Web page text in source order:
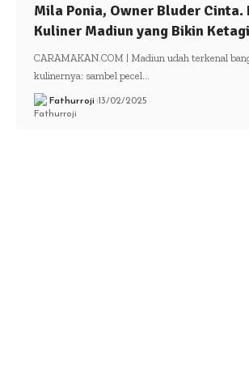
Mila Ponia, Owner Bluder Cinta.
Kuliner Madiun yang Bikin
CARAMAKAN.COM | Madiun udah terkenal
kulinernya: sambel pecel…
Fathurroji 13/02/2025